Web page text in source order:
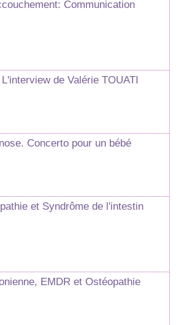
Communication
de Valérie TOUATI
Concerto pour un bébé
et Syndrôme de l'intestin
EMDR et Ostéopathie